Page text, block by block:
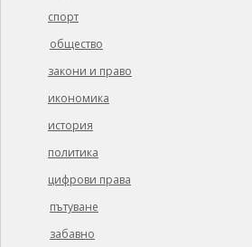
спорт
общество
закони и право
икономика
история
политика
цифрови права
пътуване
забавно